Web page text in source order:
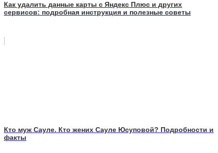
Как удалить данные карты с Яндекс Плюс и других
сервисов: подробная инструкция и полезные советы
Кто муж Сауле. Кто жених Сауле Юсуповой? Подробности и
факты